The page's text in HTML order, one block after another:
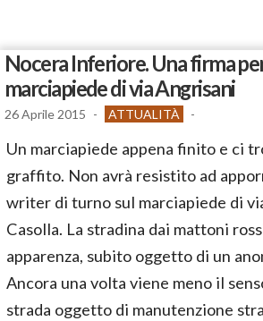
Nocera Inferiore. Una firma
marciapiede di via Angrisani
26 Aprile 2015 - ATTUALITÀ -
Un marciapiede appena finito e ci
graffito. Non avrà resistito ad
writer di turno sul marciapiede di
Casolla. La stradina dai mattoni
apparenza, subito oggetto di un
Ancora una volta viene meno il
strada oggetto di manutenzione